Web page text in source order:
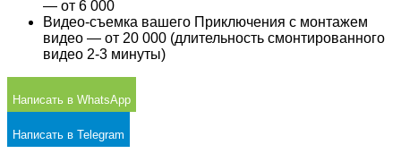
— от 6 000
Видео-съемка вашего Приключения с монтажем
видео — от 20 000 (длительность смонтированного
видео 2-3 минуты)
Написать в WhatsApp
Написать в Telegram